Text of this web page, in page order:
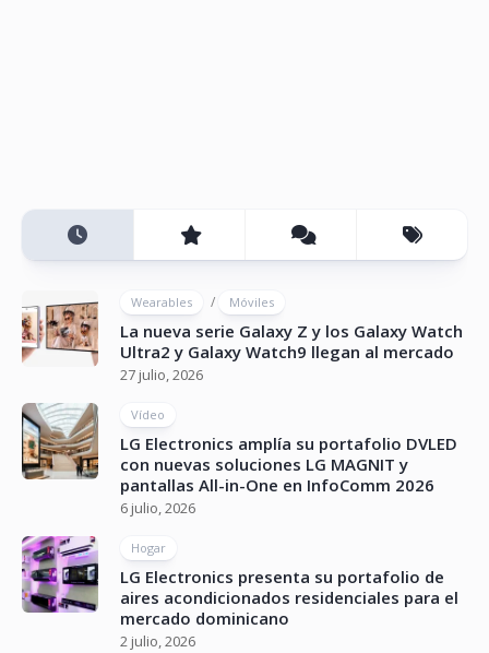
Wearables / Móviles
La nueva serie Galaxy Z y los Galaxy Watch
Ultra2 y Galaxy Watch9 llegan al mercado
27 julio, 2026
Vídeo
LG Electronics amplía su portafolio DVLED
con nuevas soluciones LG MAGNIT y
pantallas All-in-One en InfoComm 2026
6 julio, 2026
Hogar
LG Electronics presenta su portafolio de
aires acondicionados residenciales para el
mercado dominicano
2 julio, 2026